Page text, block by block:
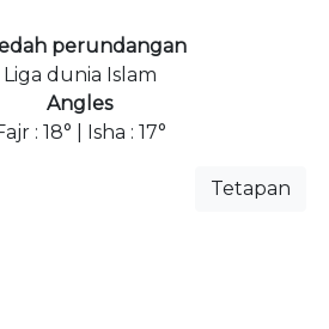
perundangan
Liga dunia Islam
Angles
: 18° | Isha : 17°
Tetapan